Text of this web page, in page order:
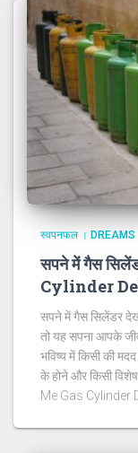
स्वपनफल । DREAMS
सपने में गैस
Cylinder
सपने में गैस सिलेंडर
तो यह सपना आपके
भविष्य में किसी की
के होने और किसी
Me Gas Cylinder